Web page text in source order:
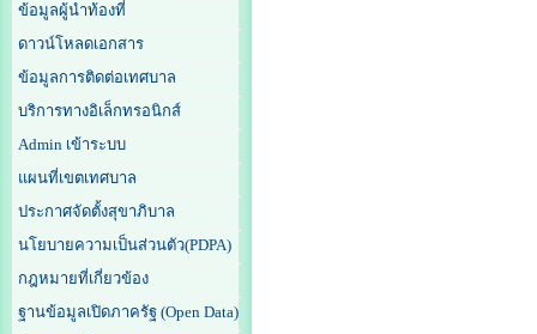
ข้อมูลผู้นำท้องที่
ดาวน์โหลดเอกสาร
ข้อมูลการติดต่อเทศบาล
บริการทางอิเล็กทรอนิกส์
Admin เข้าระบบ
แผนที่เขตเทศบาล
ประกาศจัดตั้งสุขาภิบาล
นโยบายความเป็นส่วนตัว(PDPA)
กฎหมายที่เกี่ยวข้อง
ฐานข้อมูลเปิดภาครัฐ (Open Data)